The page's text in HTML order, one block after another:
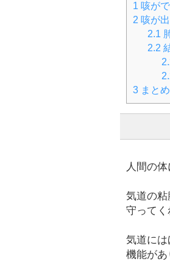
1 咳が
2 咳が
2.1
2.2
3 まとめ
人間の
気道の
守ってく
気道に
機能があ